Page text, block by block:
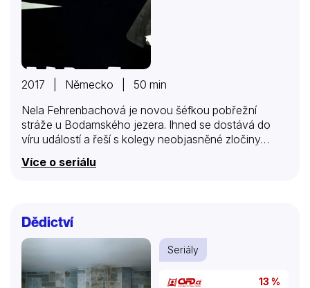
2017 | Německo | 50 min
Nela Fehrenbachová je novou šéfkou pobřežní
stráže u Bodamského jezera. Ihned se dostává do
víru událostí a řeší s kolegy neobjasněné zločiny…
Více o seriálu
Dědictví
Seriály
13 %